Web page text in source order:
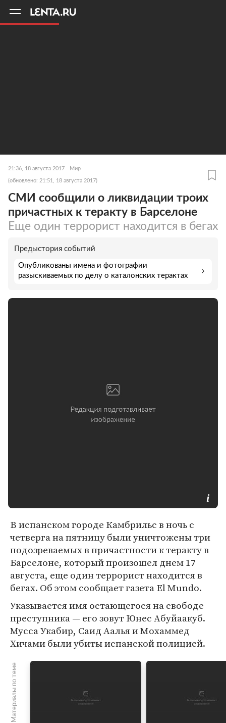
21:36, 18 августа 2017 Мир
(обновлено: 21:51, 18 августа 2017)
СМИ сообщили о ликвидации троих
причастных к теракту в Барселоне
Еще один террорист находится в бегах
Предыстория событий
Опубликованы имена и фотографии
разыскиваемых по делу о каталонских терактах
В испанском городе Камбрильс в ночь с
четверга на пятницу были уничтожены три
подозреваемых в причастности к теракту в
Барселоне, который произошел днем 17
августа, еще один террорист находится в
бегах. Об этом сообщает газета El Mundo.
Указывается имя остающегося на свободе
преступника — его зовут Юнес Абуйаакуб.
Мусса Укабир, Саид Аалья и Мохаммед
Хичами были убиты испанской полицией.
Материалы по теме